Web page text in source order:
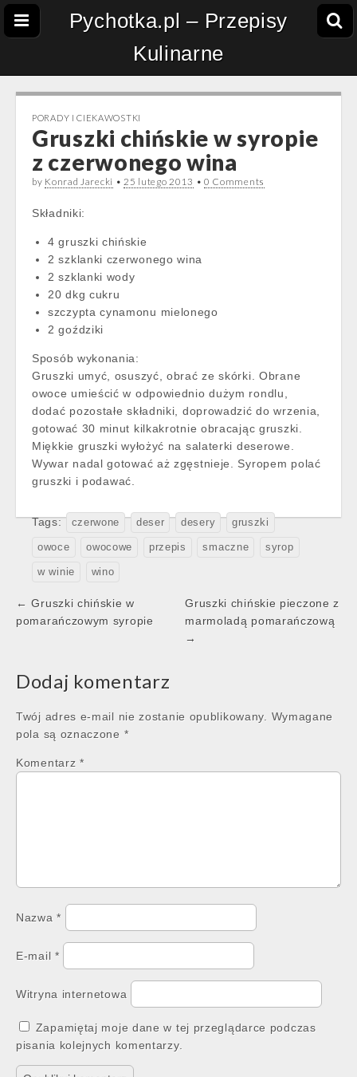
Pychotka.pl – Przepisy
Kulinarne
PORADY I CIEKAWOSTKI
Gruszki chińskie w syropie
z czerwonego wina
by Konrad Jarecki •25 lutego 2013 • 0 Comments
Składniki:
4 gruszki chińskie
2 szklanki czerwonego wina
2 szklanki wody
20 dkg cukru
szczypta cynamonu mielonego
2 goździki
Sposób wykonania:
Gruszki umyć, osuszyć, obrać ze skórki. Obrane
owoce umieścić w odpowiednio dużym rondlu,
dodać pozostałe składniki, doprowadzić do wrzenia,
gotować 30 minut kilkakrotnie obracając gruszki.
Miękkie gruszki wyłożyć na salaterki deserowe.
Wywar nadal gotować aż zgęstnieje. Syropem polać
gruszki i podawać.
Tags: czerwone deser desery gruszki
owoce owocowe przepis smaczne syrop
w winie wino
Post
navigation
← Gruszki chińskie w
pomarańczowym syropie
Gruszki chińskie pieczone z
marmoladą pomarańczową
→
Dodaj komentarz
Twój adres e-mail nie zostanie opublikowany.
Wymagane
pola są oznaczone *
Komentarz *
Nazwa*
E-mail *
Witryna internetowa
Zapamiętaj moje dane w tej przeglądarce podczas
pisania kolejnych komentarzy.